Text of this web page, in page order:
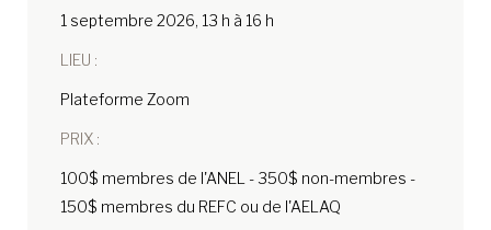
1 septembre 2026, 13 h à 16 h
LIEU :
Plateforme Zoom
PRIX :
100$ membres de l'ANEL - 350$ non-membres -
150$ membres du REFC ou de l'AELAQ